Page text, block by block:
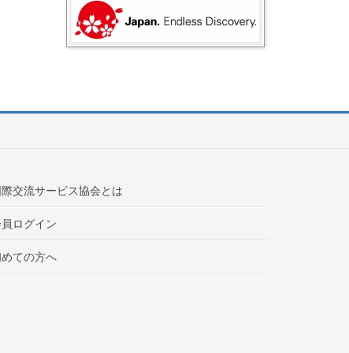
際交流サービス協会とは
ログイン
ての方へ